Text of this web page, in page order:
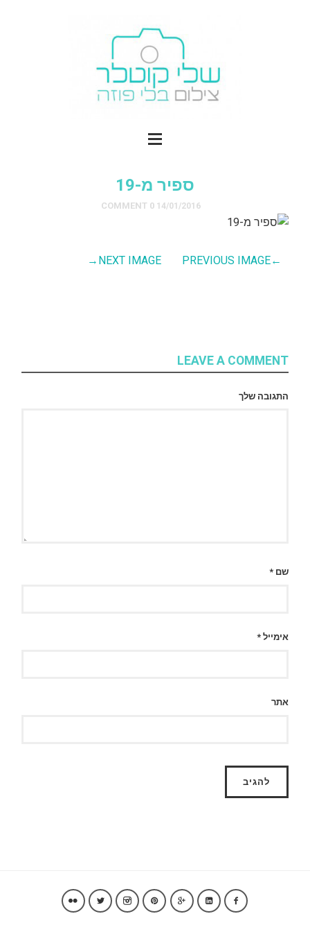
ספיר מ-19
14/01/2016
0 COMMENT
←
PREVIOUS IMAGE
NEXT IMAGE
→
LEAVE A COMMENT
התגובה שלך
שם*
אימייל*
אתר